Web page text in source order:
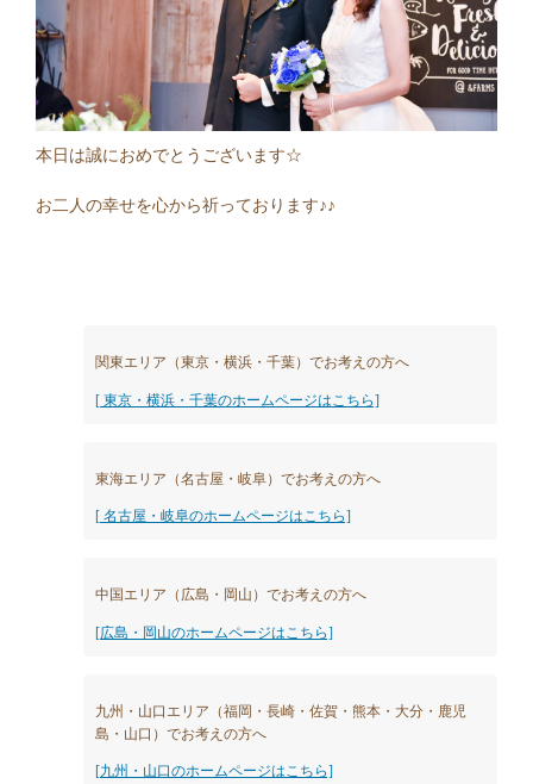
本日は誠におめでとうございます☆
お二人の幸せを心から祈っております♪♪
関東エリア（東京・横浜・千葉）でお考えの方へ
[ 東京・横浜・千葉のホームページはこちら]
東海エリア（名古屋・岐阜）でお考えの方へ
[ 名古屋・岐阜のホームページはこちら]
中国エリア（広島・岡山）でお考えの方へ
[広島・岡山のホームページはこちら]
九州・山口エリア（福岡・長崎・佐賀・熊本・大分・鹿児
島・山口）でお考えの方へ
[九州・山口のホームページはこちら]